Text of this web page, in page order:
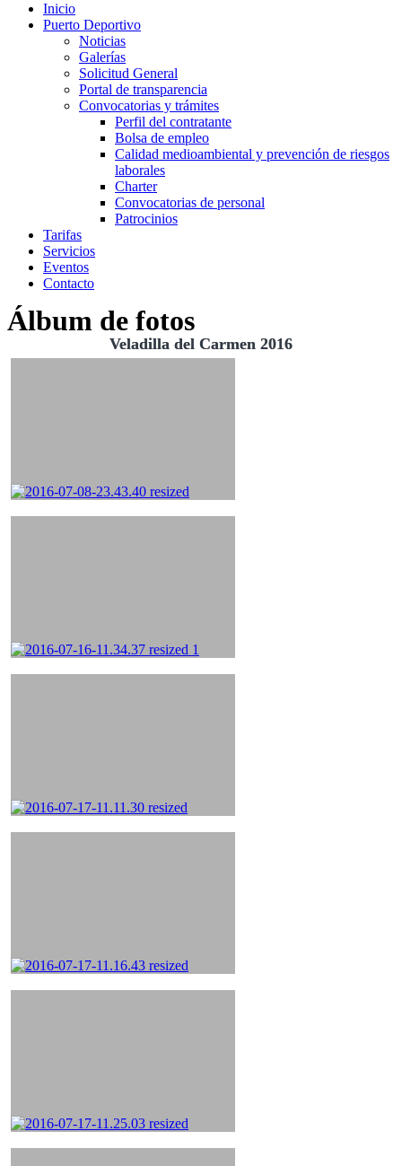
Inicio
Puerto Deportivo
Noticias
Galerías
Solicitud General
Portal de transparencia
Convocatorias y trámites
Perfil del contratante
Bolsa de empleo
Calidad medioambiental y prevención de riesgos
laborales
Charter
Convocatorias de personal
Patrocinios
Tarifas
Servicios
Eventos
Contacto
Álbum de fotos
Veladilla del Carmen 2016